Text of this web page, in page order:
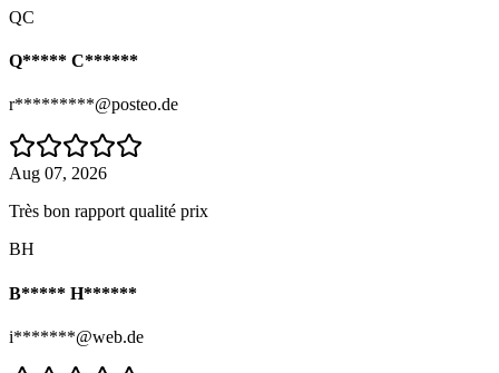
QC
Q***** C******
r*********@posteo.de
Aug 07, 2026
Très bon rapport qualité prix
BH
B***** H******
i*******@web.de